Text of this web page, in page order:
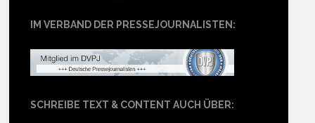
IM VERBAND DER PRESSEJOURNALISTEN:
SCHREIBE TEXT & CONTENT AUCH ÜBER: